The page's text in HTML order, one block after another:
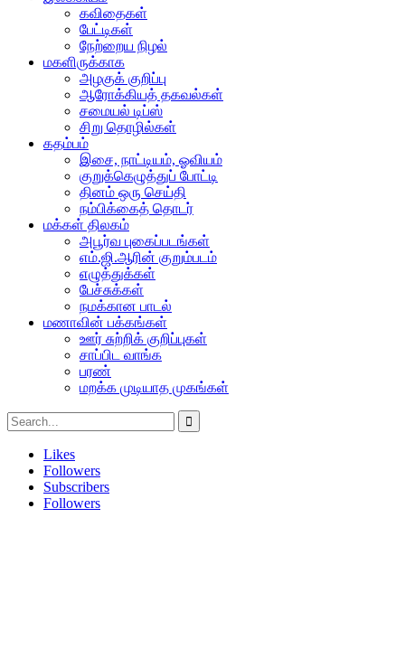
கவிதைகள்
பேட்டிகள்
நேற்றைய நிழல்
மகளிருக்காக
அழகுக் குறிப்பு
ஆரோக்கியத் தகவல்கள்
சமையல் டிப்ஸ்
சிறு தொழில்கள்
கதம்பம்
இசை, நாட்டியம், ஓவியம்
குறுக்கெழுத்துப் போட்டி
தினம் ஒரு செய்தி
நம்பிக்கைத் தொடர்
மக்கள் திலகம்
அபூர்வ புகைப்படங்கள்
எம்.ஜி.ஆரின் குறும்படம்
எழுத்துக்கள்
பேச்சுக்கள்
நமக்கான பாடல்
மணாவின் பக்கங்கள்
ஊர் சுற்றிக் குறிப்புகள்
சாப்பிட வாங்க
பரண்
மறக்க முடியாத முகங்கள்
Likes
Followers
Subscribers
Followers